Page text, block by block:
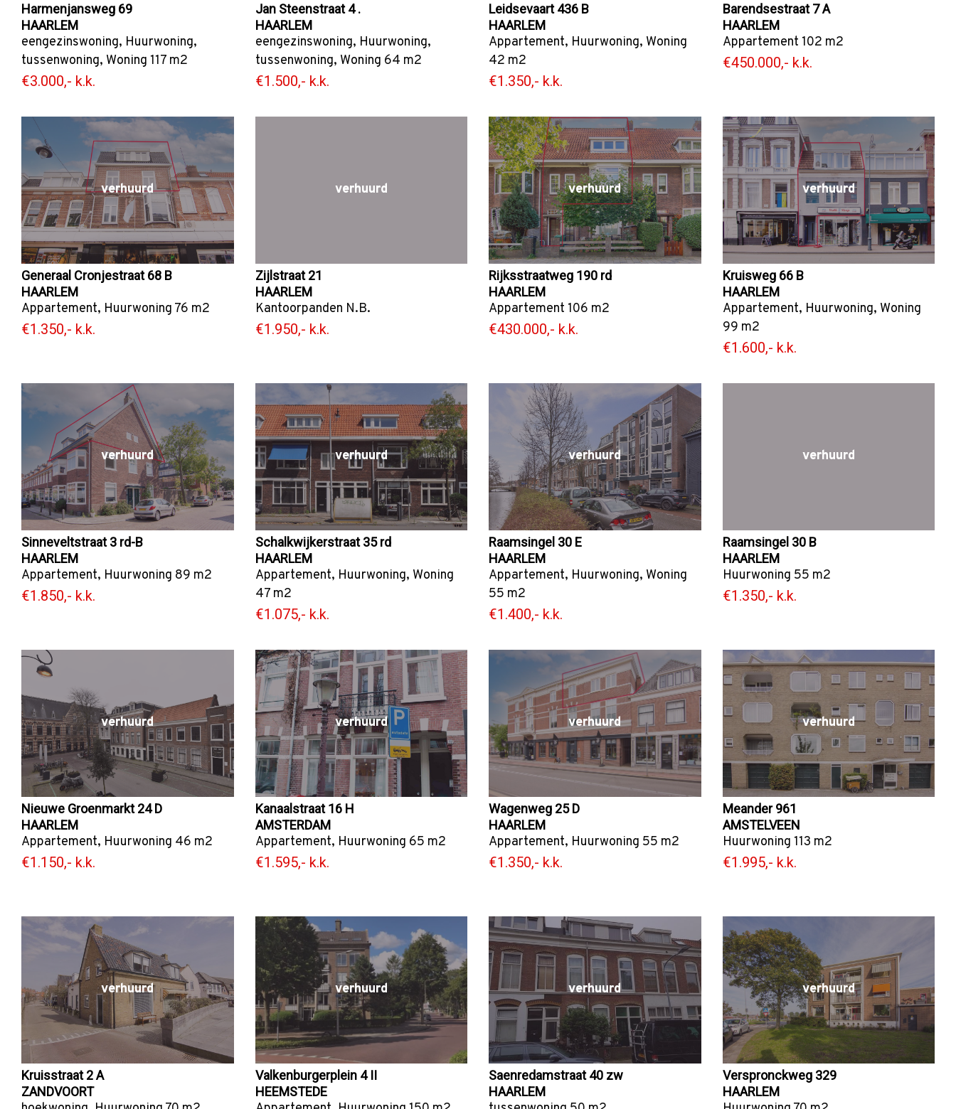
Harmenjansweg 69
HAARLEM
eengezinswoning, Huurwoning,
tussenwoning, Woning 117 m2
€3.000,- k.k.
Jan Steenstraat 4 .
HAARLEM
eengezinswoning, Huurwoning,
tussenwoning, Woning 64 m2
€1.500,- k.k.
Leidsevaart 436 B
HAARLEM
Appartement, Huurwoning, Woning
42 m2
€1.350,- k.k.
Barendsestraat 7 A
HAARLEM
Appartement 102 m2
€450.000,- k.k.
verhuurd
Generaal Cronjestraat 68 B
HAARLEM
Appartement, Huurwoning 76 m2
€1.350,- k.k.
verhuurd
Zijlstraat 21
HAARLEM
Kantoorpanden N.B.
€1.950,- k.k.
verhuurd
Rijksstraatweg 190 rd
HAARLEM
Appartement 106 m2
€430.000,- k.k.
verhuurd
Kruisweg 66 B
HAARLEM
Appartement, Huurwoning, Woning
99 m2
€1.600,- k.k.
verhuurd
Sinneveltstraat 3 rd-B
HAARLEM
Appartement, Huurwoning 89 m2
€1.850,- k.k.
verhuurd
Schalkwijkerstraat 35 rd
HAARLEM
Appartement, Huurwoning, Woning
47 m2
€1.075,- k.k.
verhuurd
Raamsingel 30 E
HAARLEM
Appartement, Huurwoning, Woning
55 m2
€1.400,- k.k.
verhuurd
Raamsingel 30 B
HAARLEM
Huurwoning 55 m2
€1.350,- k.k.
verhuurd
Nieuwe Groenmarkt 24 D
HAARLEM
Appartement, Huurwoning 46 m2
€1.150,- k.k.
verhuurd
Kanaalstraat 16 H
AMSTERDAM
Appartement, Huurwoning 65 m2
€1.595,- k.k.
verhuurd
Wagenweg 25 D
HAARLEM
Appartement, Huurwoning 55 m2
€1.350,- k.k.
verhuurd
Meander 961
AMSTELVEEN
Huurwoning 113 m2
€1.995,- k.k.
verhuurd
Kruisstraat 2 A
ZANDVOORT
verhuurd
Valkenburgerplein 4 II
HEEMSTEDE
verhuurd
Saenredamstraat 40 zw
HAARLEM
verhuurd
Verspronckweg 329
HAARLEM